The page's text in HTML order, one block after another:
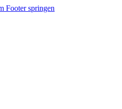
Footer springen